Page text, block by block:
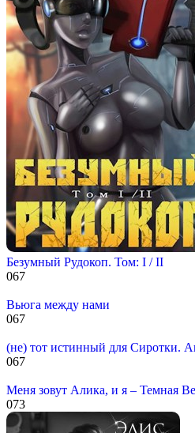
Безумный Рудокоп. Том: I / II
067
Вьюга между нами
067
(не) тот истинный для Сиротки.
067
Меня зовут Алика, и я – Темная
073